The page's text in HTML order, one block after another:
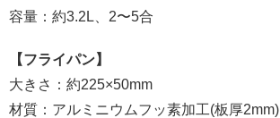
容量：約3.2L、2〜5合
【フライパン】
大きさ：約225×50mm
材質：アルミニウムフッ素加工(板厚2mm)